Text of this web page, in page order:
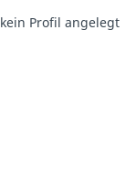
Profil angelegt